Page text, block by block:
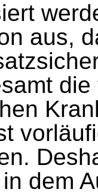
aus,
dem